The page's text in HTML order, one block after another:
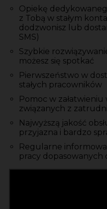
Opiekę
z Tobą w stałym
dodzwonisz lub
SMS)
Szybkie
możesz się spotkać
Pierwszeństwo w
stałych pracowników
Pomoc w
związanych z
Najwyższą jakość
przyjazna i bardzo
Regularne
pracy dopasowanych